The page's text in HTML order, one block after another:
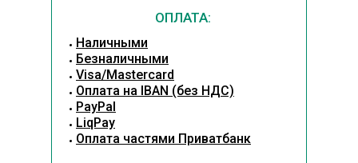
ОПЛАТА:
Наличными
Безналичными
Visa/Mastercard
Оплата на IBAN (без НДС)
PayPal
LiqPay
Оплата частями Приватбанк